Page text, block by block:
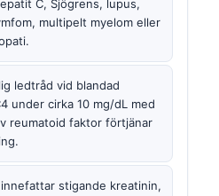
C, Sjögrens, lupus,
multipelt myelom eller
ledtråd vid blandad
under cirka 10 mg/dL med
reumatoid faktor förtjänar
innefattar stigande kreatinin,